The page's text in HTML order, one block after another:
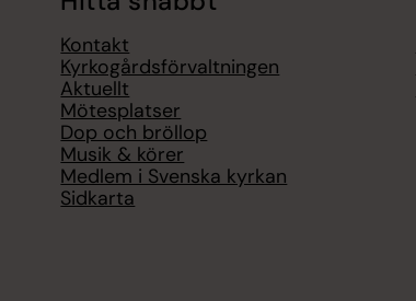
Kontakt
Kyrkogårdsförvaltningen
Aktuellt
Mötesplatser
Dop och bröllop
Musik & körer
Medlem i Svenska kyrkan
Sidkarta